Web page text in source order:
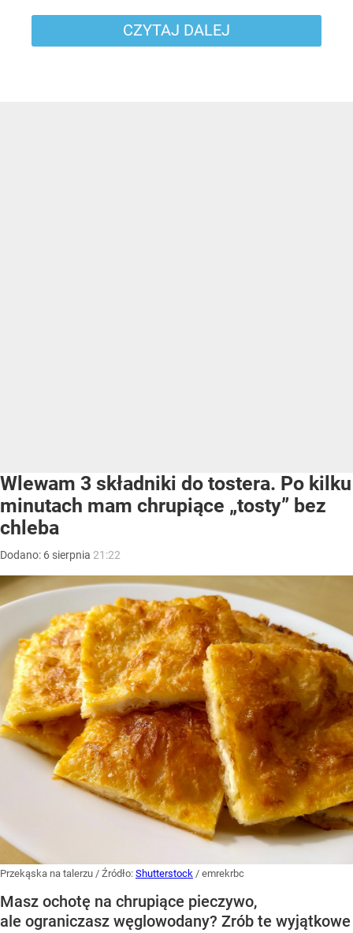
CZYTAJ DALEJ
Wlewam 3 składniki do tostera. Po kilku
minutach mam chrupiące „tosty” bez
chleba
Dodano: 6 sierpnia 21:22
Przekąska na talerzu / Źródło: Shutterstock / emrekrbc
Masz ochotę na chrupiące pieczywo,
ale ograniczasz węglowodany? Zrób te wyjątkowe